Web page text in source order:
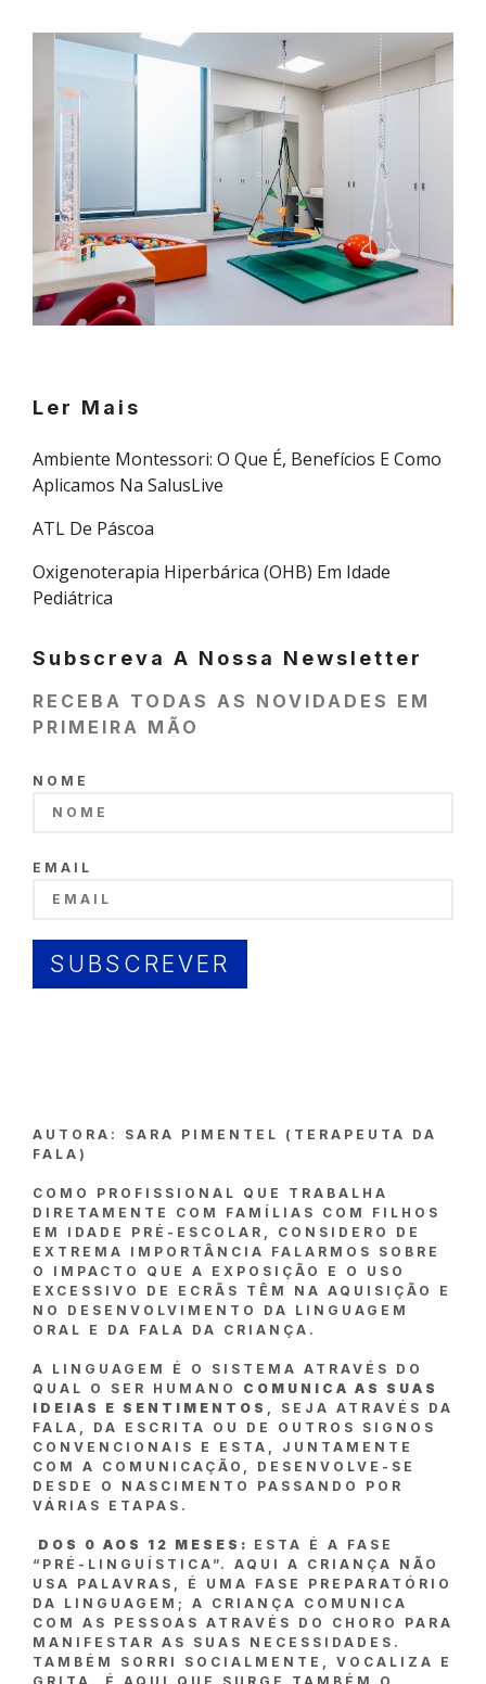
Ler Mais
Ambiente Montessori: O Que É, Benefícios E Como
Aplicamos Na SalusLive
ATL De Páscoa
Oxigenoterapia Hiperbárica (OHB) Em Idade
Pediátrica
Subscreva A Nossa Newsletter
RECEBA TODAS AS NOVIDADES EM
PRIMEIRA MÃO
NOME
EMAIL
SUBSCREVER
AUTORA: SARA PIMENTEL (TERAPEUTA DA
FALA)
COMO PROFISSIONAL QUE TRABALHA
DIRETAMENTE COM FAMÍLIAS COM FILHOS
EM IDADE PRÉ-ESCOLAR, CONSIDERO DE
EXTREMA IMPORTÂNCIA FALARMOS SOBRE
O IMPACTO QUE A EXPOSIÇÃO E O USO
EXCESSIVO DE ECRÃS TÊM NA AQUISIÇÃO E
NO DESENVOLVIMENTO DA LINGUAGEM
ORAL E DA FALA DA CRIANÇA.
A LINGUAGEM É O SISTEMA ATRAVÉS DO
QUAL O SER HUMANO COMUNICA AS SUAS
IDEIAS E SENTIMENTOS , SEJA ATRAVÉS DA
FALA, DA ESCRITA OU DE OUTROS SIGNOS
CONVENCIONAIS E ESTA, JUNTAMENTE
COM A COMUNICAÇÃO, DESENVOLVE-SE
DESDE O NASCIMENTO PASSANDO POR
VÁRIAS ETAPAS.
DOS 0 AOS 12 MESES: ESTA É A FASE
“PRÉ-LINGUÍSTICA”. AQUI A CRIANÇA NÃO
USA PALAVRAS, É UMA FASE PREPARATÓRIO
DA LINGUAGEM; A CRIANÇA COMUNICA
COM AS PESSOAS ATRAVÉS DO CHORO PARA
MANIFESTAR AS SUAS NECESSIDADES.
TAMBÉM SORRI SOCIALMENTE, VOCALIZA E